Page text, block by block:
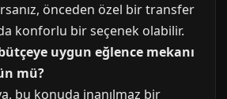
önceden özel bir transfer
konforlu bir seçenek olabilir.
uygun eğlence mekanı
mü?
bu konuda inanılmaz bir